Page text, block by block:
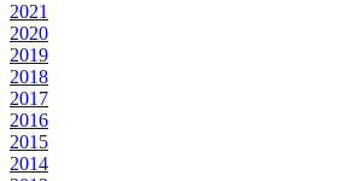
2021
2020
2019
2018
2017
2016
2015
2014